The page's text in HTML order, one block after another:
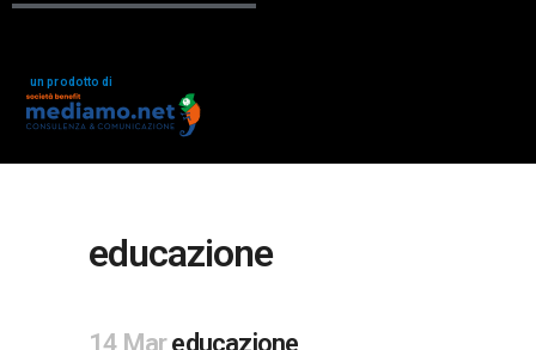
un prodotto di
educazione
14 Mareducazione